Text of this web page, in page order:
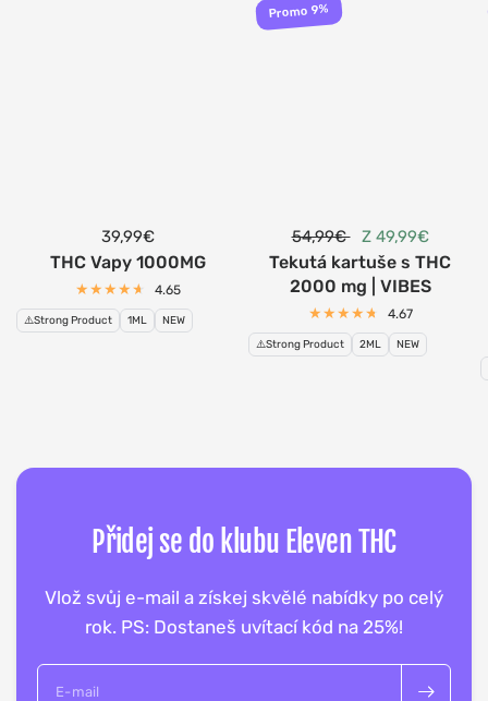
39,99€
THC Vapy 1000MG
4.65
⚠️Strong Product 1ML NEW
Promo 9%
54,99€ Z 49,99€
Tekutá kartuše s THC
2000 mg | VIBES
4.67
⚠️Strong Product 2ML NEW
Přidej se do klubu Eleven THC
Vlož svůj e-mail a získej skvělé nabídky po celý
rok. PS: Dostaneš uvítací kód na 25%!
E-mail